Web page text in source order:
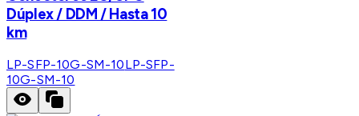
Dúplex / DDM / Hasta 10
km
LP-SFP-10G-SM-10LP-SFP-
10G-SM-10